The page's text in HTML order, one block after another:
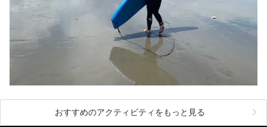
おすすめのアクティビティをもっと見る